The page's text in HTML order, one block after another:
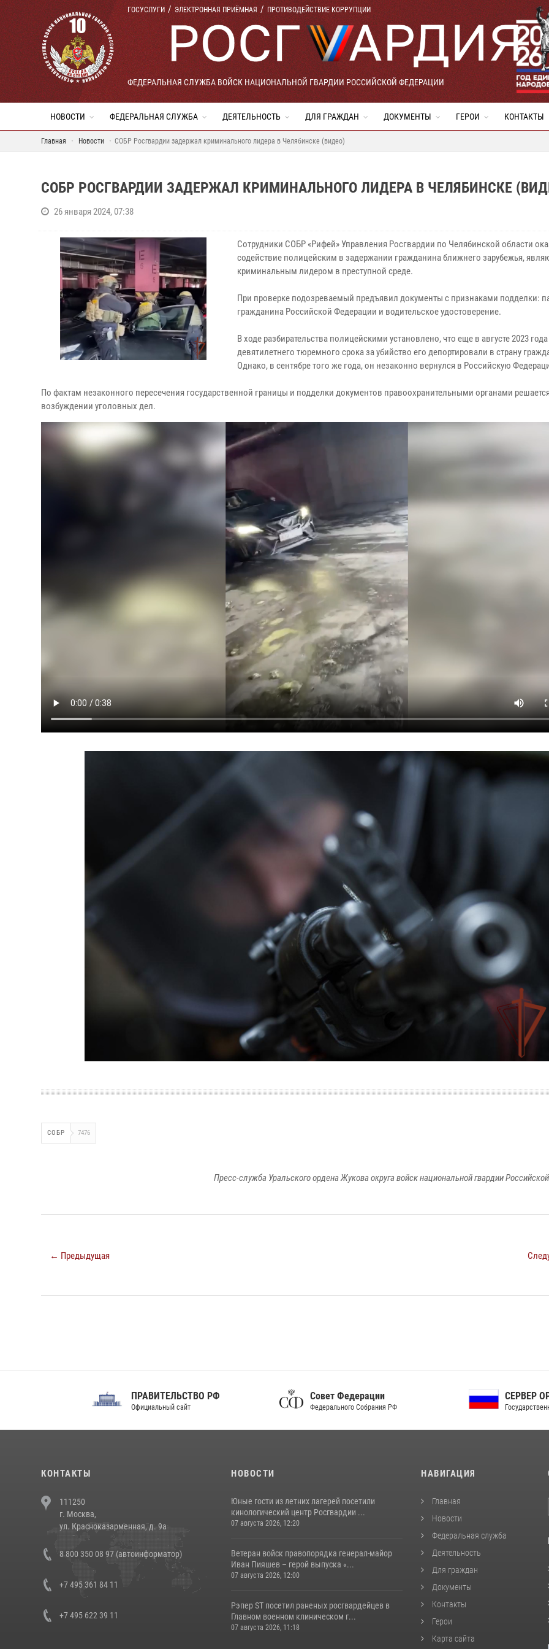
ГОСУСЛУГИ ЭЛЕКТРОННАЯ ПРИЁМНАЯ ПРОТИВОДЕЙСТВИЕ КОРРУПЦИИ
ФЕДЕРАЛЬНАЯ СЛУЖБА ВОЙСК НАЦИОНАЛЬНОЙ ГВАРДИИ РОССИЙСКОЙ ФЕДЕРАЦИИ
НОВОСТИ ФЕДЕРАЛЬНАЯ СЛУЖБА ДЕЯТЕЛЬНОСТЬ ДЛЯ ГРАЖДАН ДОКУМЕНТЫ ГЕРОИ КОНТАКТЫ
Главная Новости СОБР Росгвардии задержал криминального лидера в Челябинске (видео)
СОБР РОСГВАРДИИ ЗАДЕРЖАЛ КРИМИНАЛЬНОГО ЛИДЕРА В ЧЕЛЯБИНСКЕ
26 января 2024, 07:38
Сотрудники СОБР «Рифей» Управления Росгвардии по Челябинской области
содействие полицейским в задержании гражданина ближнего зарубежья,
криминальным лидером в преступной среде.
При проверке подозреваемый предъявил документы с признаками подделки:
гражданина Российской Федерации и водительское удостоверение.
В ходе разбирательства полицейскими установлено, что еще в августе 2023
девятилетнего тюремного срока за убийство его депортировали в страну
Однако, в сентябре того же года, он незаконно вернулся в Российскую
По фактам незаконного пересечения государственной границы и подделки документов правоохранительными органами
возбуждении уголовных дел.
СОБР 7476
Пресс-служба Уральского ордена Жукова округа войск национальной гвардии
← Предыдущая
ПРАВИТЕЛЬСТВО РФ
Официальный сайт
Совет Федерации
Федерального Собрания РФ
СЕРВЕР ОРГАНОВ
Государственной власти РФ
КОНТАКТЫ
111250
г. Москва,
ул. Красноказарменная, д. 9а
8 800 350 08 97 (автоинформатор)
+7 495 361 84 11
+7 495 622 39 11
НОВОСТИ
Юные гости из летних лагерей посетили
кинологический центр Росгвардии ...
07 августа 2026, 12:20
Ветеран войск правопорядка генерал-майор
Иван Пияшев – герой выпуска «...
07 августа 2026, 12:00
Рэпер ST посетил раненых росгвардейцев в
Главном военном клиническом г...
07 августа 2026, 11:18
НАВИГАЦИЯ
Главная
Новости
Федеральная служба
Деятельность
Для граждан
Документы
Контакты
Герои
Карта сайта